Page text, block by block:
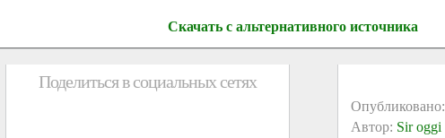
Скачать с альтернативного источника
Поделиться в социальных сетях
Опубликовано:
Автор: Sir oggi